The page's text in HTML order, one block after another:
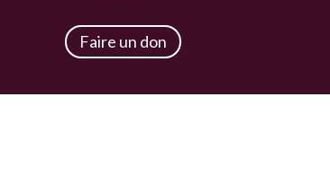
Faire un don